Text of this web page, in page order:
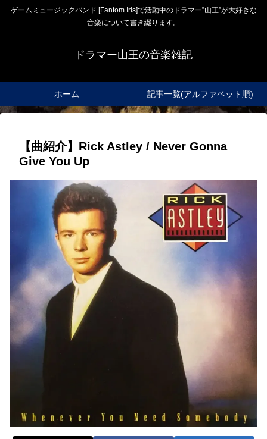
ゲームミュージックバンド [Fantom Iris]で活動中のドラマー”山王”が大好きな
音楽について書き綴ります。
ドラマー山王の音楽雑記
ホーム 記事一覧(アルファベット順)
【曲紹介】Rick Astley / Never Gonna
Give You Up